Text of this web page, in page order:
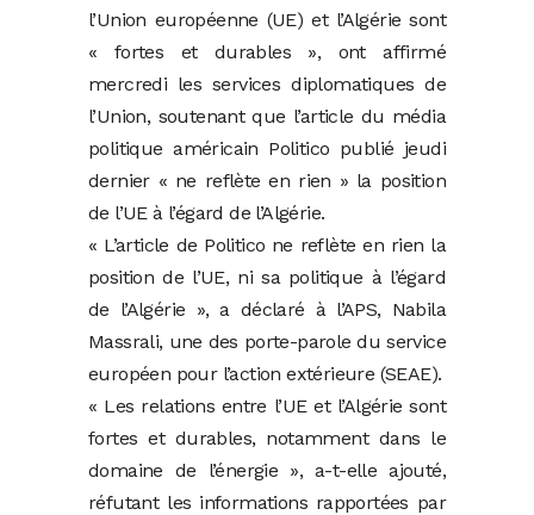
l’Union européenne (UE) et l’Algérie sont
« fortes et durables », ont affirmé
mercredi les services diplomatiques de
l’Union, soutenant que l’article du média
politique américain Politico publié jeudi
dernier « ne reflète en rien » la position
de l’UE à l’égard de l’Algérie.
« L’article de Politico ne reflète en rien la
position de l’UE, ni sa politique à l’égard
de l’Algérie », a déclaré à l’APS, Nabila
Massrali, une des porte-parole du service
européen pour l’action extérieure (SEAE).
« Les relations entre l’UE et l’Algérie sont
fortes et durables, notamment dans le
domaine de l’énergie », a-t-elle ajouté,
réfutant les informations rapportées par